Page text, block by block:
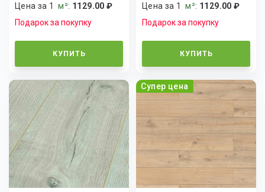
Цена за 1м²: 1129.00 ₽
Подарок за покупку
КУПИТЬ
Цена за 1м²: 1129.00 ₽
Подарок за покупку
КУПИТЬ
Супер цена